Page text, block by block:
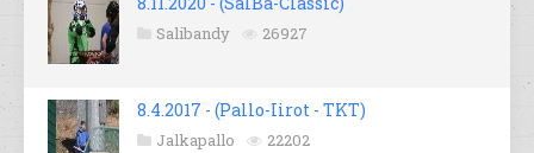
Salibandy 26927
8.4.2017 - (Pallo-Iirot - TKT)
Jalkapallo 22202